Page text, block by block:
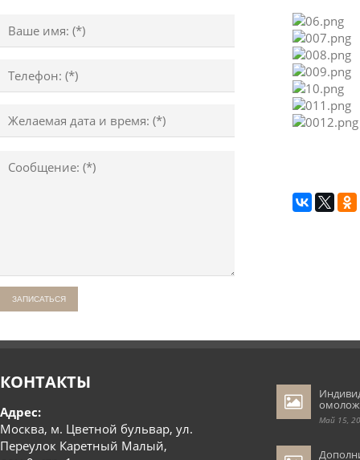
КОНТАКТЫ
Адрес:
Москва, м. Цветной бульвар, ул.
Переулок Каретный Малый,
Май 15,